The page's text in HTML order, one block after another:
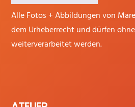
Alle Fotos + Abbildungen von
dem Urheberrecht und dürfen
weiterverarbeitet werden.